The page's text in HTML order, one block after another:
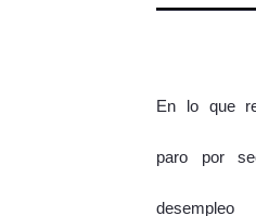
En lo que
paro por
desempleo